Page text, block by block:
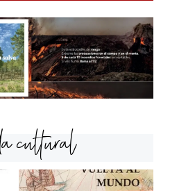
cultural